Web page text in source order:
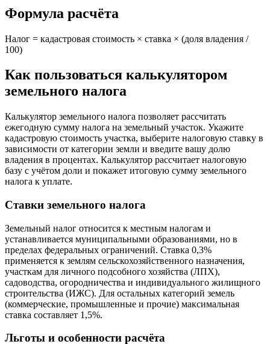
Формула расчёта
Налог = кадастровая стоимость × ставка × (доля владения /
100)
Как пользоваться калькулятором
земельного налога
Калькулятор земельного налога позволяет рассчитать
ежегодную сумму налога на земельный участок. Укажите
кадастровую стоимость участка, выберите налоговую ставку в
зависимости от категории земли и введите вашу долю
владения в процентах. Калькулятор рассчитает налоговую
базу с учётом доли и покажет итоговую сумму земельного
налога к уплате.
Ставки земельного налога
Земельный налог относится к местным налогам и
устанавливается муниципальными образованиями, но в
пределах федеральных ограничений. Ставка 0,3%
применяется к землям сельскохозяйственного назначения,
участкам для личного подсобного хозяйства (ЛПХ),
садоводства, огородничества и индивидуального жилищного
строительства (ИЖС). Для остальных категорий земель
(коммерческие, промышленные и прочие) максимальная
ставка составляет 1,5%.
Льготы и особенности расчёта